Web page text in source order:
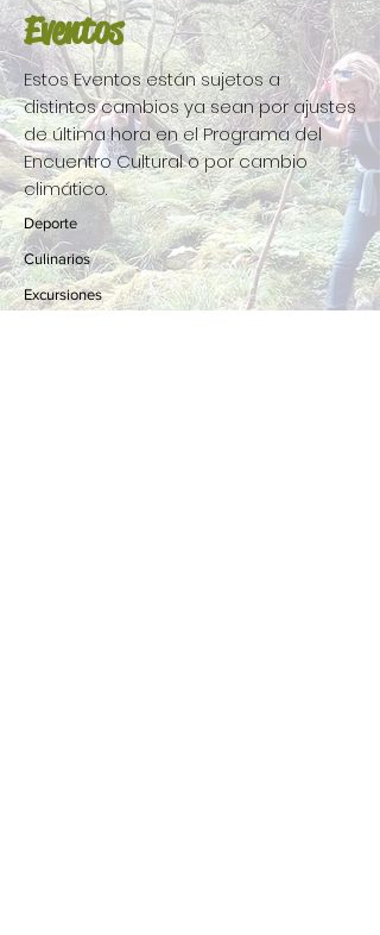
Eventos
Estos Eventos están sujetos a
distintos cambios ya sean por ajustes
de última hora en el Programa del
Encuentro Cultural o por cambio
climático.
Deporte
Culinarios
Excursiones